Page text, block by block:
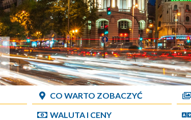
CO WARTO ZOBACZYĆ
WALUTA I CENY